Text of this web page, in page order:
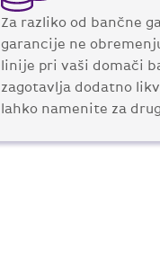
Za razliko od bančne
garancije ne
linije pri vaši domači
zagotavlja dodatno
lahko namenite za